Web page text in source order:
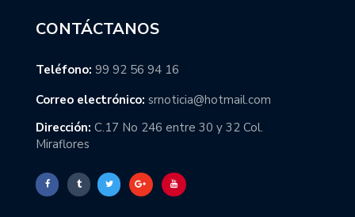
CONTÁCTANOS
Teléfono: 99 92 56 94 16
Correo electrónico: srnoticia@hotmail.com
Dirección: C.17 No 246 entre 30 y 32 Col.
Miraflores